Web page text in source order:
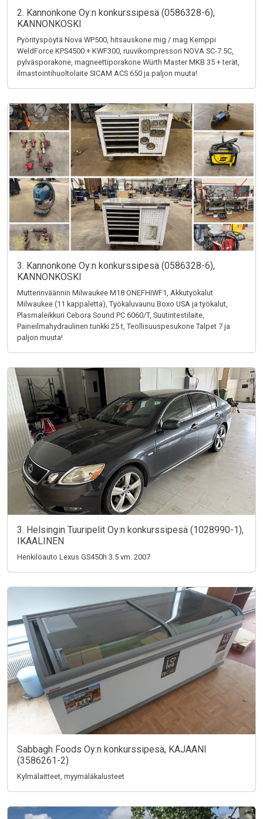
2. Kannonkone Oy:n konkurssipesä (0586328-6),
KANNONKOSKI
Pyörityspöytä Nova WP500, hitsauskone mig / mag Kemppi
WeldForce KPS4500 + KWF300, ruuvikompressori NOVA SC-7.5C,
pylväsporakone, magneettiporakone Würth Master MKB 35 + terät,
ilmastointihuoltolaite SICAM ACS 650 ja paljon muuta!
3. Kannonkone Oy:n konkurssipesä (0586328-6),
KANNONKOSKI
Mutterinväännin Milwaukee M18 ONEFHIWF1, Akkutyökalut
Milwaukee (11 kappaletta), Työkaluvaunu Boxo USA ja työkalut,
Plasmaleikkuri Cebora Sound PC 6060/T, Suutintestilaite,
Paineilmahydraulinen tunkki 25 t, Teollisuuspesukone Talpet 7 ja
paljon muuta!
3. Helsingin Tuuripelit Oy:n konkurssipesä (1028990-1),
IKAALINEN
Henkilöauto Lexus GS450h 3.5 vm. 2007
Sabbagh Foods Oy:n konkurssipesä, KAJAANI
(3586261-2)
Kylmälaitteet, myymäläkalusteet